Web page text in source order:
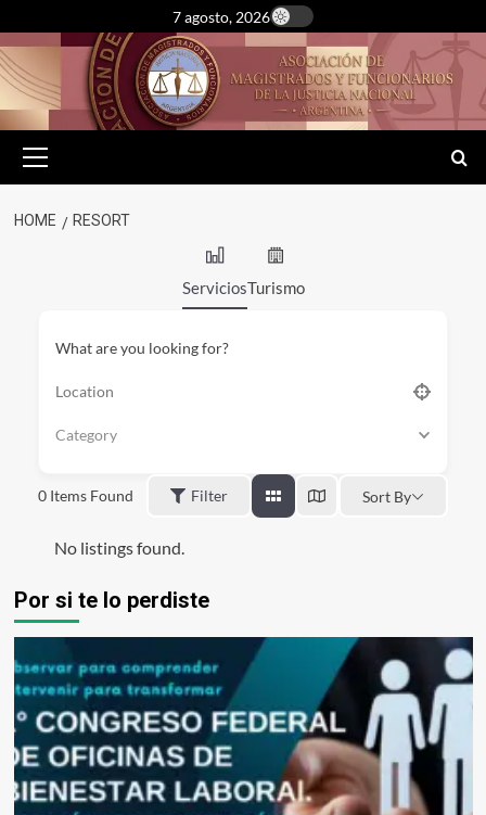
to
content
7 agosto, 2026
Menu
HOME RESORT
ServiciosTurismo
What are you looking for?
Category
0 Items Found Filter Sort By
No listings found.
Por si te lo perdiste